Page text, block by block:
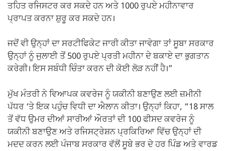
ਤਹਿਤ ਰਜਿਸਟਰ ਕਰ ਸਕਦੇ ਹਨ ਅਤੇ 1000 ਰੁਪਏ ਮਹੀਨਾਵਾਰ
ਪ੍ਰਾਪਤ ਕਰਨਾ ਸ਼ੁਰੂ ਕਰ ਸਕਦੇ ਹਨ।
ਜਦੋਂ ਵੀ ਉਨ੍ਹਾਂ ਦਾ ਸਰਟੀਫਿਕੇਟ ਜਾਰੀ ਕੀਤਾ ਜਾਵੇਗਾ ਤਾਂ ਸੂਬਾ ਸਰਕਾਰ
ਉਨ੍ਹਾਂ ਨੂੰ ਜੁਲਾਈ ਤੋਂ 500 ਰੁਪਏ ਪ੍ਰਤੀ ਮਹੀਨਾ ਦੇ ਬਕਾਏ ਦਾ ਭੁਗਤਾਨ
ਕਰੇਗੀ। ਇਸ ਸਬੰਧੀ ਚਿੰਤਾ ਕਰਨ ਦੀ ਕੋਈ ਲੋੜ ਨਹੀਂ ਹੈ।”
ਮੁੱਖ ਮੰਤਰੀ ਨੇ ਵਿਆਪਕ ਕਵਰੇਜ ਨੂੰ ਯਕੀਨੀ ਬਣਾਉਣ ਲਈ ਜ਼ਮੀਨੀ
ਪੱਧਰ ‘ਤੇ ਇਕ ਪਹੁੰਚ ਵਿਧੀ ਦਾ ਐਲਾਨ ਕੀਤਾ। ਉਨ੍ਹਾਂ ਕਿਹਾ, “18 ਸਾਲ
ਤੋਂ ਵੱਧ ਉਮਰ ਦੀਆਂ ਸਾਰੀਆਂ ਔਰਤਾਂ ਦੀ 100 ਫੀਸਦ ਕਵਰੇਜ ਨੂੰ
ਯਕੀਨੀ ਬਣਾਉਣ ਅਤੇ ਰਜਿਸਟ੍ਰੇਸ਼ਨ ਪ੍ਰਕਿਰਿਆ ਵਿੱਚ ਉਨ੍ਹਾਂ ਦੀ
ਮਦਦ ਕਰਨ ਲਈ ਪੰਜਾਬ ਸਰਕਾਰ ਵੱਲੋਂ ਸੂਬੇ ਭਰ ਦੇ ਹਰ ਪਿੰਡ ਅਤੇ ਵਾਰਡ